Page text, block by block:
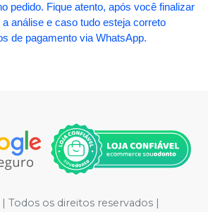
pedido. Fique atento, após você finalizar
análise e caso tudo esteja correto
de pagamento via WhatsApp.
Todos os direitos reservados |